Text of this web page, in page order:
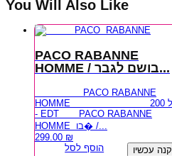
You Will Also Like
PACO RABANNE
HOMME / בושם לגבר...
PACO RABANNE
HOMME 200 מיל
- EDT PACO RABANNE
HOMME בו� /...
299.00 ₪
הוסף לסל
קנה עכשיו